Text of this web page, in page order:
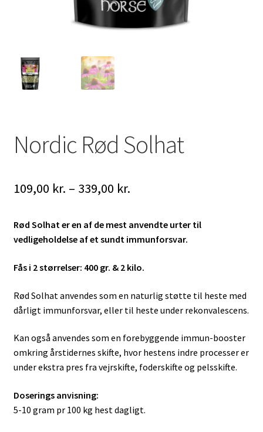
Nordic Rød Solhat
109,00 kr. – 339,00 kr.Prisinterval:
til
Rød Solhat er en af de mest anvendte urter til
vedligeholdelse af et sundt immunforsvar.
Fås i 2 størrelser: 400 gr. & 2 kilo.
Rød Solhat anvendes som en naturlig støtte til heste med
dårligt immunforsvar, eller til heste under rekonvalescens.
Kan også anvendes som en forebyggende immun-booster
omkring årstidernes skifte, hvor hestens indre processer er
under ekstra pres fra vejrskifte, foderskifte og pelsskifte.
Doserings anvisning:
5-10 gram pr 100 kg hest dagligt.